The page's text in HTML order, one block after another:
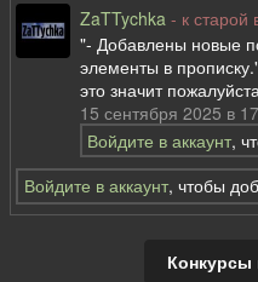
ZaTTychka - к старой
"- Добавлены новые
элементы в
это значит
15 сентября 2025 в
Войдите в аккаунт,
Войдите в аккаунт, чтобы